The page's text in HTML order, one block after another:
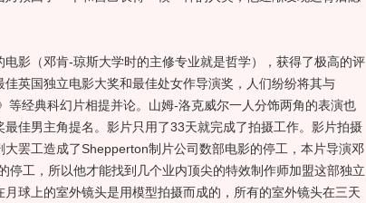
（邓肯-琼斯大学时的主修专业就是哲学），获得了极高的评
英国独立电影大奖和最佳处女作导演奖，人们纷纷将其与
等经典科幻片相提并论。山姆-洛克威尔一人分饰两角的表演也
佳男主角提名。影片只用了33天就完成了拍摄工作。影片拍摄
罢工造成了Shepperton制片公司数部电影的停工，本片导演邓
停工，所以他才能找到几个业内顶尖的特效制作师加盟这部独立
球上的室外镜头是用模型拍摄而成的，所有的室外镜头在三天